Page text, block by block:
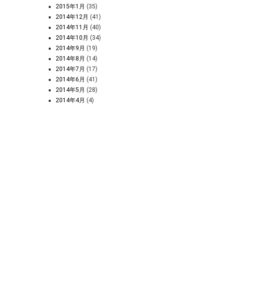
2015年1月 (35)
2014年12月 (41)
2014年11月 (40)
2014年10月 (34)
2014年9月 (19)
2014年8月 (14)
2014年7月 (17)
2014年6月 (41)
2014年5月 (28)
2014年4月 (4)